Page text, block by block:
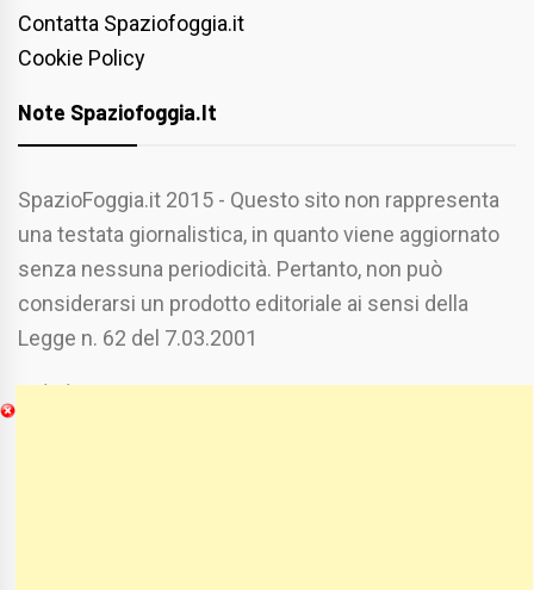
Contatta Spaziofoggia.it
Cookie Policy
Note Spaziofoggia.it
SpazioFoggia.it 2015 - Questo sito non rappresenta
una testata giornalistica, in quanto viene aggiornato
senza nessuna periodicità. Pertanto, non può
considerarsi un prodotto editoriale ai sensi della
Legge n. 62 del 7.03.2001
Chi Siamo